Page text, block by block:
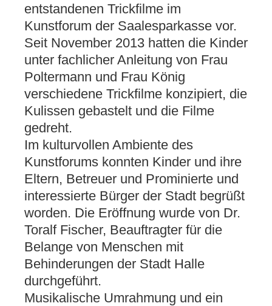
entstandenen Trickfilme im
Kunstforum der Saalesparkasse vor.
Seit November 2013 hatten die Kinder
unter fachlicher Anleitung von Frau
Poltermann und Frau König
verschiedene Trickfilme konzipiert, die
Kulissen gebastelt und die Filme
gedreht.
Im kulturvollen Ambiente des
Kunstforums konnten Kinder und ihre
Eltern, Betreuer und Prominierte und
interessierte Bürger der Stadt begrüßt
worden. Die Eröffnung wurde von Dr.
Toralf Fischer, Beauftragter für die
Belange von Menschen mit
Behinderungen der Stadt Halle
durchgeführt.
Musikalische Umrahmung und ein